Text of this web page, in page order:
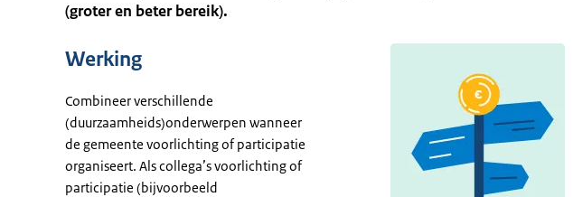
(groter en beter bereik).
Werking
Combineer verschillende
(duurzaamheids)onderwerpen wanneer
de gemeente voorlichting of participatie
organiseert. Als collega’s voorlichting of
participatie (bijvoorbeeld